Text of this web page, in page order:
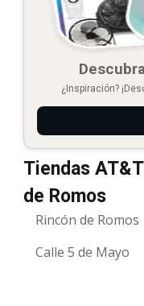
¿Inspiración?
Tiendas
de Romos
Rincón de Romos
Calle 5 de Mayo